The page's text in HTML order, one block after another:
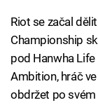
Riot se začal
Championship
pod Hanwha Life
Ambition, hráč
obdržet po